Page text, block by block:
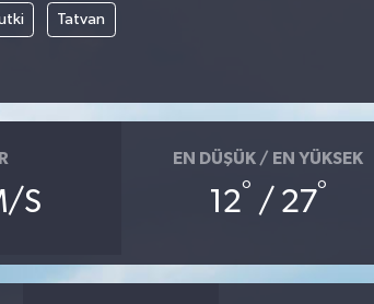
Tatvan
S
EN DÜŞÜK / EN YÜKSEK
12° / 27°